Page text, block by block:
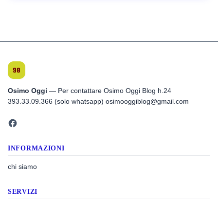
Osimo Oggi — Per contattare Osimo Oggi Blog h.24
393.33.09.366 (solo whatsapp) osimooggiblog@gmail.com
INFORMAZIONI
chi siamo
SERVIZI